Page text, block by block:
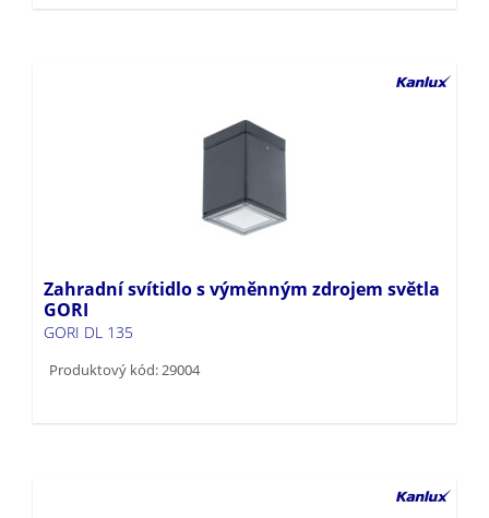
Zahradní svítidlo s výměnným zdrojem světla
GORI
GORI DL 135
Produktový kód: 29004